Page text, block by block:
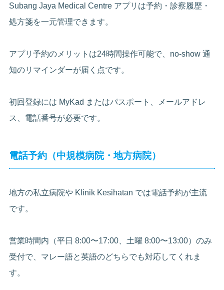
Subang Jaya Medical Centre アプリは予約・診察履歴・
処方箋を一元管理できます。
アプリ予約のメリットは24時間操作可能で、no-show 通
知のリマインダーが届く点です。
初回登録には MyKad またはパスポート、メールアドレ
ス、電話番号が必要です。
電話予約（中規模病院・地方病院）
地方の私立病院や Klinik Kesihatan では電話予約が主流
です。
営業時間内（平日 8:00〜17:00、土曜 8:00〜13:00）のみ
受付で、マレー語と英語のどちらでも対応してくれま
す。